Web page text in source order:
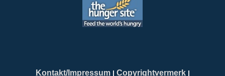
Kontakt/Impressum| Copyrightvermerk|